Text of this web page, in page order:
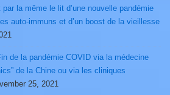
la même le lit d’une nouvelle pandémie
auto-immuns et d’un boost de la vieillesse
de la pandémie COVID via la médecine
de la Chine ou via les cliniques
25, 2021